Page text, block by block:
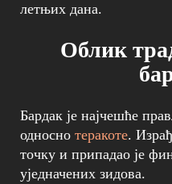
летњих дана.
Облик
Бардак је најчешће
односно теракоте.
точку и припадао је
уједначених зидова.